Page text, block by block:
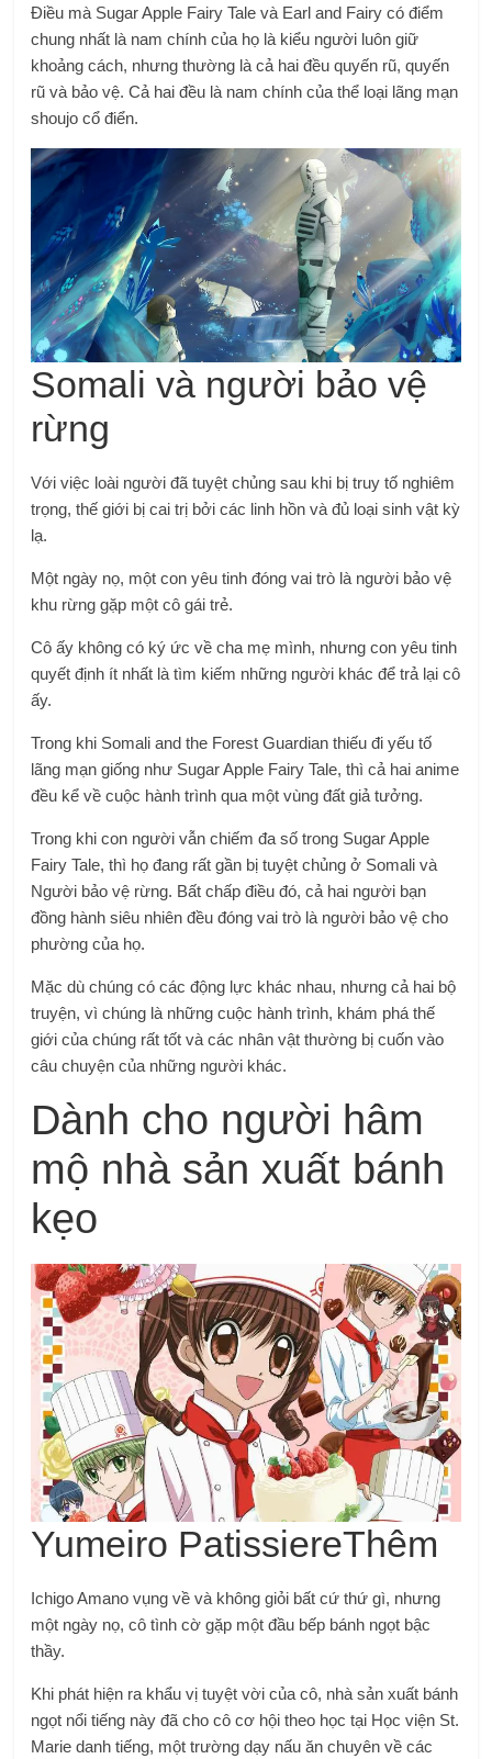
Điều mà Sugar Apple Fairy Tale và Earl and Fairy có điểm
chung nhất là nam chính của họ là kiểu người luôn giữ
khoảng cách, nhưng thường là cả hai đều quyến rũ, quyến
rũ và bảo vệ. Cả hai đều là nam chính của thể loại lãng mạn
shoujo cổ điển.
Somali và người bảo vệ
rừng
Với việc loài người đã tuyệt chủng sau khi bị truy tố nghiêm
trọng, thế giới bị cai trị bởi các linh hồn và đủ loại sinh vật kỳ
lạ.
Một ngày nọ, một con yêu tinh đóng vai trò là người bảo vệ
khu rừng gặp một cô gái trẻ.
Cô ấy không có ký ức về cha mẹ mình, nhưng con yêu tinh
quyết định ít nhất là tìm kiếm những người khác để trả lại cô
ấy.
Trong khi Somali and the Forest Guardian thiếu đi yếu tố
lãng mạn giống như Sugar Apple Fairy Tale, thì cả hai anime
đều kể về cuộc hành trình qua một vùng đất giả tưởng.
Trong khi con người vẫn chiếm đa số trong Sugar Apple
Fairy Tale, thì họ đang rất gần bị tuyệt chủng ở Somali và
Người bảo vệ rừng. Bất chấp điều đó, cả hai người bạn
đồng hành siêu nhiên đều đóng vai trò là người bảo vệ cho
phường của họ.
Mặc dù chúng có các động lực khác nhau, nhưng cả hai bộ
truyện, vì chúng là những cuộc hành trình, khám phá thế
giới của chúng rất tốt và các nhân vật thường bị cuốn vào
câu chuyện của những người khác.
Dành cho người hâm
mộ nhà sản xuất bánh
kẹo
Yumeiro PatissiereThêm
Ichigo Amano vụng về và không giỏi bất cứ thứ gì, nhưng
một ngày nọ, cô tình cờ gặp một đầu bếp bánh ngọt bậc
thầy.
Khi phát hiện ra khẩu vị tuyệt vời của cô, nhà sản xuất bánh
ngọt nổi tiếng này đã cho cô cơ hội theo học tại Học viện St.
Marie danh tiếng, một trường dạy nấu ăn chuyên về các